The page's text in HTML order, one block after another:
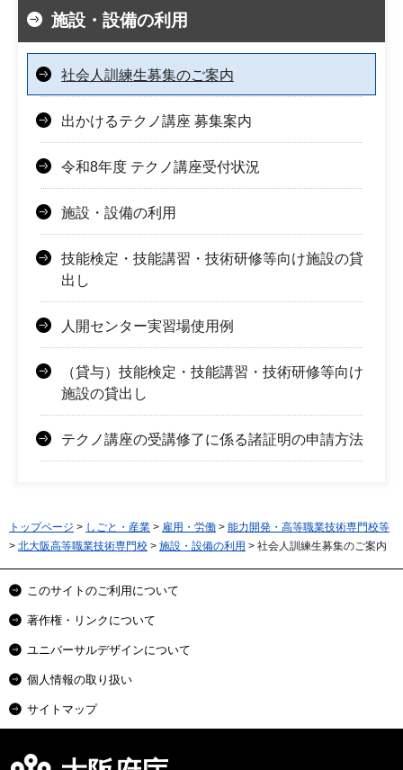
施設・設備の利用
社会人訓練生募集のご案内
出かけるテクノ講座 募集案内
令和8年度 テクノ講座受付状況
施設・設備の利用
技能検定・技能講習・技術研修等向け施設の貸
出し
人開センター実習場使用例
（貸与）技能検定・技能講習・技術研修等向け
施設の貸出し
テクノ講座の受講修了に係る諸証明の申請方法
トップページ > しごと・産業 > 雇用・労働 > 能力開発・高等職業技術専門校等
> 北大阪高等職業技術専門校 > 施設・設備の利用 > 社会人訓練生募集のご案内
このサイトのご利用について
著作権・リンクについて
ユニバーサルデザインについて
個人情報の取り扱い
サイトマップ